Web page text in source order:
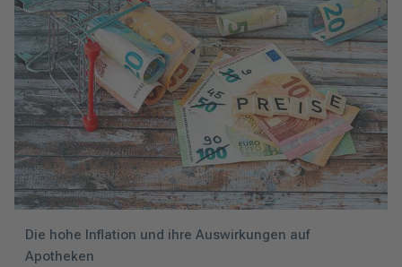
Die hohe Inflation und ihre Auswirkungen auf
Apotheken